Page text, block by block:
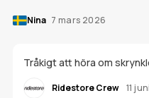
Nina 7 mars 2026
Tråkigt att höra om
Ridestore Crew 11